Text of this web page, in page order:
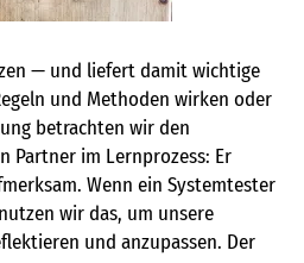
— und liefert damit wichtige
und Methoden wirken oder
betrachten wir den
Partner im Lernprozess: Er
Wenn ein Systemtester
wir das, um unsere
und anzupassen. Der